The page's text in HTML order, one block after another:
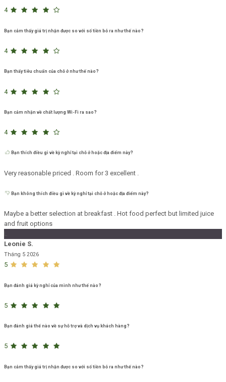
4
Bạn cảm thấy giá trị nhận được so với số tiền bỏ ra như thế nào?
4
Bạn thấy tiêu chuẩn của chỗ ở như thế nào?
4
Bạn cảm nhận về chất lượng Wi-Fi ra sao?
4
Bạn thích điều gì về kỳ nghỉ tại chỗ ở hoặc địa điểm này?
Very reasonable priced . Room for 3 excellent .
Bạn không thích điều gì về kỳ nghỉ tại chỗ ở hoặc địa điểm này?
Maybe a better selection at breakfast . Hot food perfect but limited juice
and fruit options
Leonie S.
Tháng 5 2026
5
Bạn đánh giá kỳ nghỉ của mình như thế nào?
5
Bạn đánh giá thế nào về sự hỗ trợ và dịch vụ khách hàng?
5
Bạn cảm thấy giá trị nhận được so với số tiền bỏ ra như thế nào?